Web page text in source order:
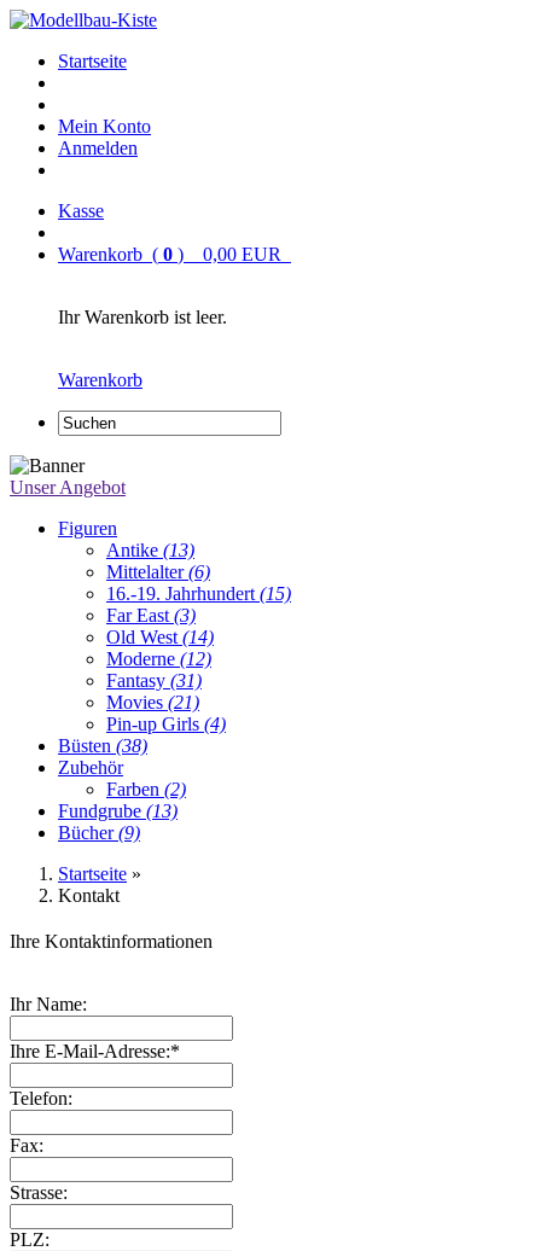
Startseite
Mein Konto
Anmelden
Kasse
Warenkorb ( 0 ) 0,00 EUR
Ihr Warenkorb ist leer.
Warenkorb
Unser Angebot
Figuren
Antike (13)
Mittelalter(6)
16.-19. Jahrhundert (15)
Far East (3)
Old West (14)
Moderne (12)
Fantasy (31)
Movies (21)
Pin-up Girls (4)
Büsten (38)
Zubehör
Farben (2)
Fundgrube (13)
Bücher(9)
Startseite »
Kontakt
Ihre Kontaktinformationen
Ihr Name:
Ihre E-Mail-Adresse:*
Telefon:
Fax:
Strasse:
PLZ: